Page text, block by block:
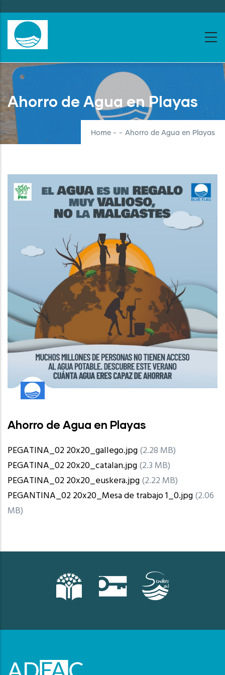
to
main
content
Ahorro de Agua en Playas
Home - - Ahorro de Agua en Playas
Ahorro de Agua en Playas
PEGATINA_02 20x20_gallego.jpg(2.28 MB)
PEGATINA_02 20x20_catalan.jpg(2.3 MB)
PEGATINA_02 20x20_euskera.jpg(2.22 MB)
PEGANTINA_02 20x20_Mesa de trabajo 1_0.jpg(2.06
MB)